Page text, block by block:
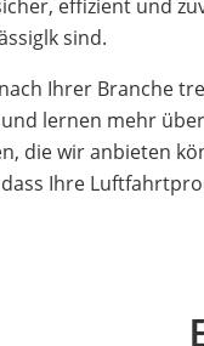
effizient und
sind.
Ihrer Branche
lernen mehr
die wir anbieten
Ihre